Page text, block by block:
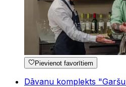
Pievienot favorītiem
Dāvanu komplekts